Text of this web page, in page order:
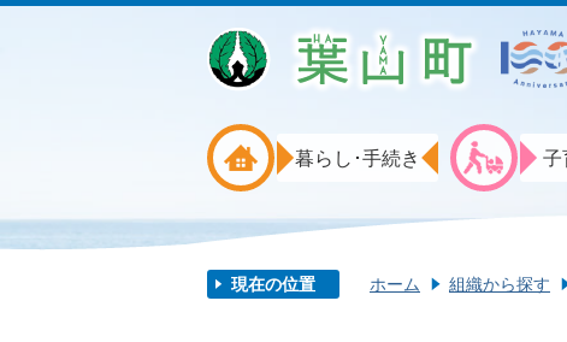
暮らし･手続き 子
現在の位置 ホーム 組織から探す